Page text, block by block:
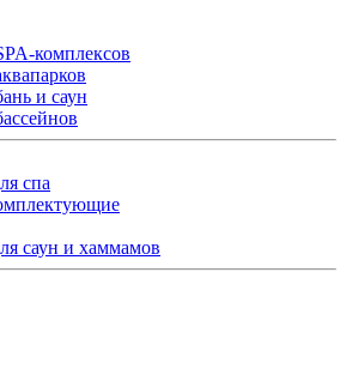
комплексов
и саун
спа
саун и хаммамов